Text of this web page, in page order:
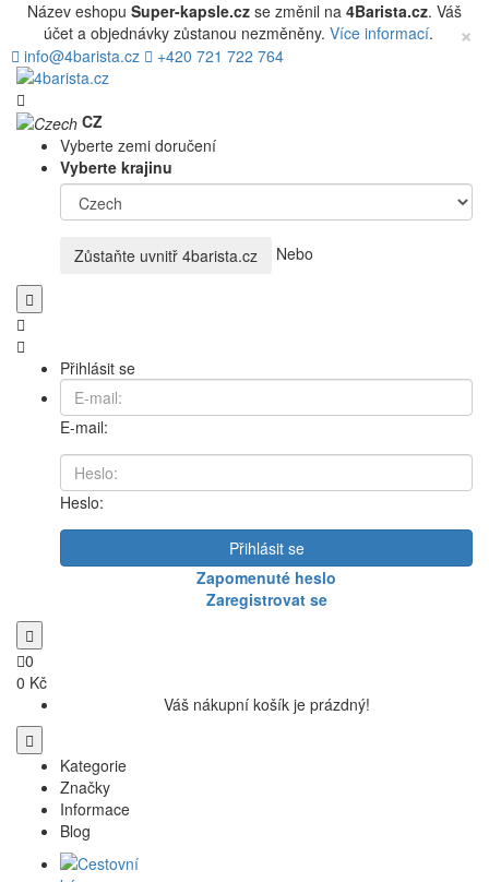
Název eshopu Super-kapsle.cz se změnil na 4Barista.cz. Váš
účet a objednávky zůstanou nezměněny. Více informací. ×
info@4barista.cz +420 721 722 764
CZ
Vyberte zemi doručení
Vyberte krajinu
Zůstaňte uvnitř 4barista.cz Nebo
Přihlásit se
E-mail:
Heslo:
Přihlásit se
Zapomenuté heslo
Zaregistrovat se
0
0 Kč
Váš nákupní košík je prázdný!
Kategorie
Značky
Informace
Blog